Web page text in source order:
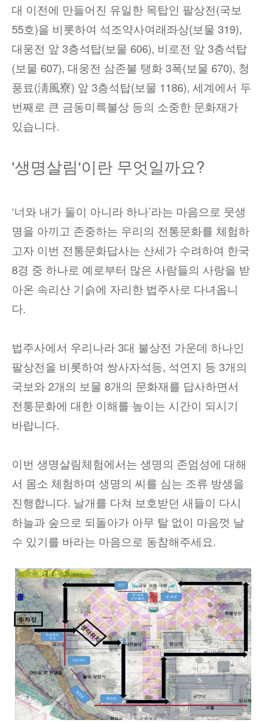
대 이전에 만들어진 유일한 목탑인 팔상전(국보
55호)을 비롯하여 석조약사여래좌상(보물 319),
대웅전 앞3층석탑(보물 606), 비로전 앞3층석탑
(보물 607), 대웅전 삼존불 탱화3폭(보물 670), 청
풍료(淸風寮) 앞3층석탑(보물 1186), 세계에서 두
번째로 큰 금동미륵불상 등의 소중한 문화재가
있습니다.
'생명살림'이란 무엇일까요?
‘너와 내가 둘이 아니라 하나’라는 마음으로 뭇생
명을 아끼고 존중하는 우리의 전통문화를 체험하
고자 이번 전통문화답사는 산세가 수려하여 한국
8경 중 하나로 예로부터 많은 사람들의 사랑을 받
아온 속리산 기슭에 자리한 법주사로 다녀옵니
다.
법주사에서 우리나라3대 불상전 가운데 하나인
팔상전을 비롯하여 쌍사자석등, 석연지 등 3개의
국보와2개의 보물 8개의 문화재를 답사하면서
전통문화에 대한 이해를 높이는 시간이 되시기
바랍니다.
이번 생명살림체험에서는 생명의 존엄성에 대해
서 몸소 체험하며 생명의 씨를 심는 조류 방생을
진행합니다. 날개를 다쳐 보호받던 새들이 다시
하늘과 숲으로 되돌아가 아무 탈 없이 마음껏 날
수 있기를 바라는 마음으로 동참해주세요.